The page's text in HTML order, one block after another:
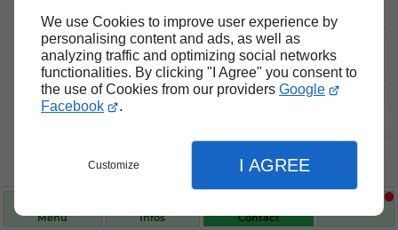
We use Cookies to improve user experience by
personalising content and ads, as well as
analyzing traffic and optimizing social networks
functionalities. By clicking "I Agree" you consent to
the use of Cookies from our providers Google
Facebook
.
Customize I AGREE
Menu Infos Contact
Nos produits de santé et de